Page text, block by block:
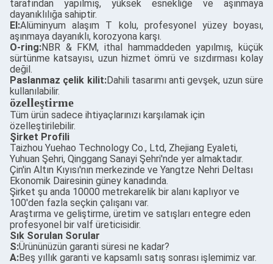
tarafından yapılmış, yüksek esnekliğe ve aşınmaya
dayanıklılığa sahiptir.
El:Alüminyum alaşım T kolu, profesyonel yüzey boyası,
aşınmaya dayanıklı, korozyona karşı.
O-ring:NBR & FKM, ithal hammaddeden yapılmış, küçük
sürtünme katsayısı, uzun hizmet ömrü ve sızdırması kolay
değil.
Paslanmaz çelik kilit:Dahili tasarımı anti gevşek, uzun süre
kullanılabilir.
özelleştirme
Tüm ürün sadece ihtiyaçlarınızı karşılamak için
özelleştirilebilir.
Şirket Profili
Taizhou Yuehao Technology Co., Ltd, Zhejiang Eyaleti,
Yuhuan Şehri, Qinggang Sanayi Şehri'nde yer almaktadır.
Çin'in Altın Kıyısı'nın merkezinde ve Yangtze Nehri Deltası
Ekonomik Dairesinin güney kanadında.
Şirket şu anda 10000 metrekarelik bir alanı kaplıyor ve
100'den fazla seçkin çalışanı var.
Araştırma ve geliştirme, üretim ve satışları entegre eden
profesyonel bir valf üreticisidir.
Sık Sorulan Sorular
S:Ürününüzün garanti süresi ne kadar?
A:Beş yıllık garanti ve kapsamlı satış sonrası işlemimiz var.